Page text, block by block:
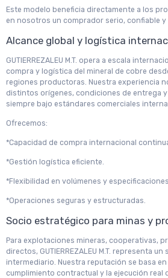
Este modelo beneficia directamente a los
en nosotros un comprador serio, confiable
Alcance global y logística
GUTIERREZALEU M.T. opera a escala
compra y logística del mineral de cobre
regiones productoras. Nuestra experiencia
distintos orígenes, condiciones de entrega
siempre bajo estándares comerciales
Ofrecemos:
*Capacidad de compra internacional
*Gestión logística eficiente.
*Flexibilidad en volúmenes y
*Operaciones seguras y estructuradas.
Socio estratégico para minas y
Para explotaciones mineras, cooperativas,
directos, GUTIERREZALEU M.T. representa
intermediario. Nuestra reputación se basa en
cumplimiento contractual y la ejecución real